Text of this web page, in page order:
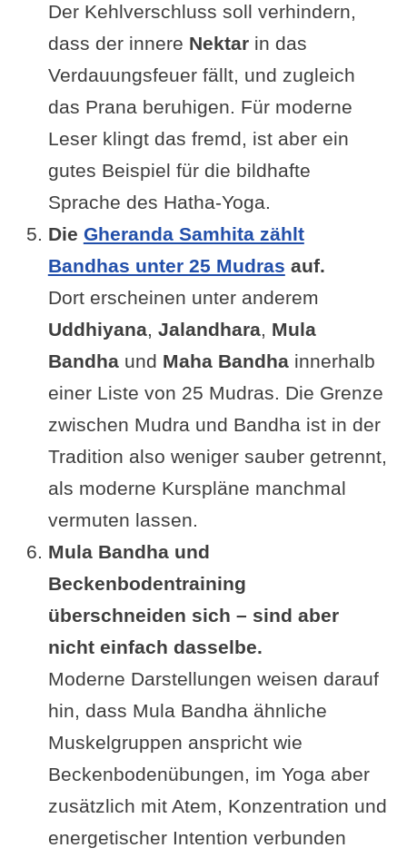
Der Kehlverschluss soll verhindern,
dass der innere Nektarin das
Verdauungsfeuer fällt, und zugleich
das Prana beruhigen. Für moderne
Leser klingt das fremd, ist aber ein
gutes Beispiel für die bildhafte
Sprache des Hatha-Yoga.
Die Gheranda Samhita zählt
Bandhas unter 25 Mudras auf.
Dort erscheinen unter anderem
Uddhiyana, Jalandhara, Mula
Bandhaund Maha Bandhainnerhalb
einer Liste von 25 Mudras. Die Grenze
zwischen Mudra und Bandha ist in der
Tradition also weniger sauber getrennt,
als moderne Kurspläne manchmal
vermuten lassen.
Mula Bandha und
Beckenbodentraining
überschneiden sich – sind aber
nicht einfach dasselbe.
Moderne Darstellungen weisen darauf
hin, dass Mula Bandha ähnliche
Muskelgruppen anspricht wie
Beckenbodenübungen, im Yoga aber
zusätzlich mit Atem, Konzentration und
energetischer Intention verbunden